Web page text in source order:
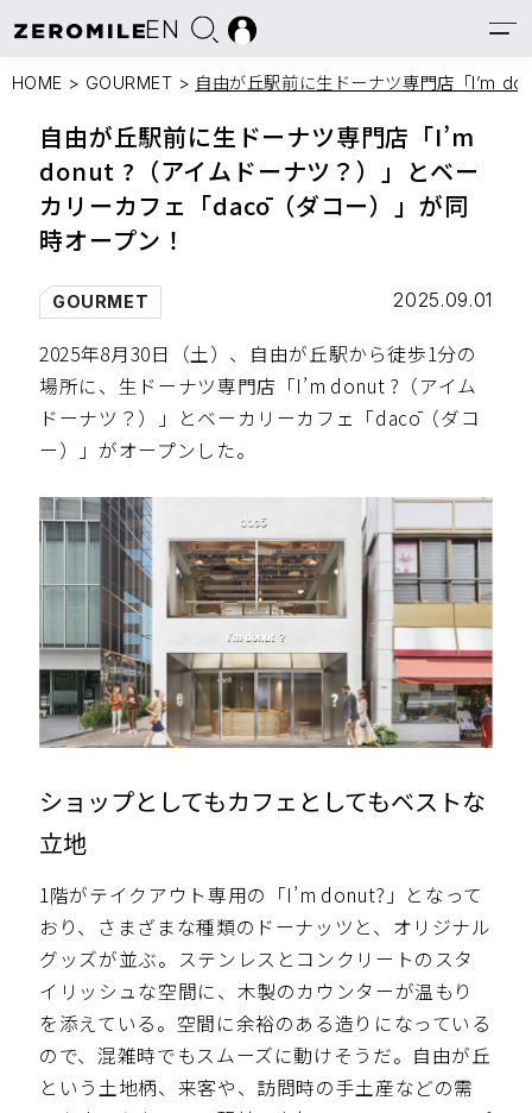
EN
HOME > GOURMET > 自由が丘駅前に生ドーナツ専門店「I’m
自由が丘駅前に生ドーナツ専門店「I’m
donut ?（アイムドーナツ？）」とベー
カリーカフェ「dacō（ダコー）」が同
時オープン！
GOURMET 2025.09.01
2025年8月30日（土）、自由が丘駅から徒歩1分の
場所に、生ドーナツ専門店「I’m donut ?（アイム
ドーナツ？）」とベーカリーカフェ「dacō（ダコ
ー）」がオープンした。
ショップとしてもカフェとしてもベストな
立地
1階がテイクアウト専用の「I’m donut?」となって
おり、さまざまな種類のドーナッツと、オリジナル
グッズが並ぶ。ステンレスとコンクリートのスタ
イリッシュな空間に、木製のカウンターが温もり
を添えている。空間に余裕のある造りになっている
ので、混雑時でもスムーズに動けそうだ。自由が丘
という土地柄、来客や、訪問時の手土産などの需